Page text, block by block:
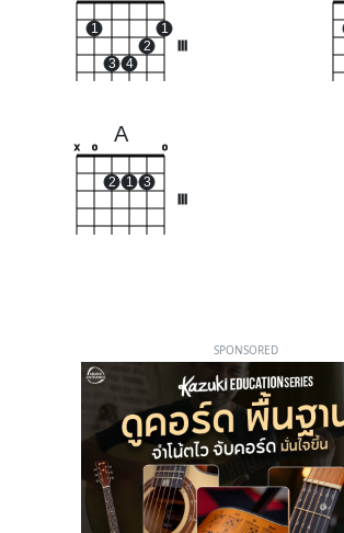
1
3 4
2
1
A
x o
2 1 3
o
SPONSORED